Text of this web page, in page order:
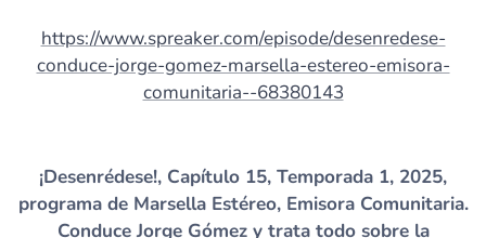
https://www.spreaker.com/episode/desenredese-
conduce-jorge-gomez-marsella-estereo-emisora-
comunitaria--68380143
¡Desenrédese!, Capítulo 15, Temporada 1, 2025,
programa de Marsella Estéreo, Emisora Comunitaria.
Conduce Jorge Gómez y trata todo sobre la